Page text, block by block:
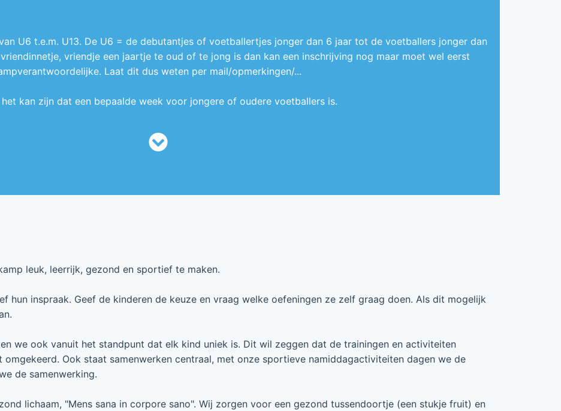
U6 t.e.m. U13. De U6 = de debutantjes of voetballertjes jonger dan 6 jaar tot de voetballers jonger dan
vriendje een jaartje te oud of te jong is dan kan een inschrijving nog maar moet wel eerst
Laat dit dus weten per mail/opmerkingen/...
kan zijn dat een bepaalde week voor jongere of oudere voetballers is.
leuk, leerrijk, gezond en sportief te maken.
hun inspraak. Geef de kinderen de keuze en vraag welke oefeningen ze zelf graag doen. Als dit mogelijk
we ook vanuit het standpunt dat elk kind uniek is. Dit wil zeggen dat de trainingen en activiteiten
Ook staat samenwerken centraal, met onze sportieve namiddagactiviteiten dagen we de
de samenwerking.
lichaam, "Mens sana in corpore sano". Wij zorgen voor een gezond tussendoortje (een stukje fruit) en